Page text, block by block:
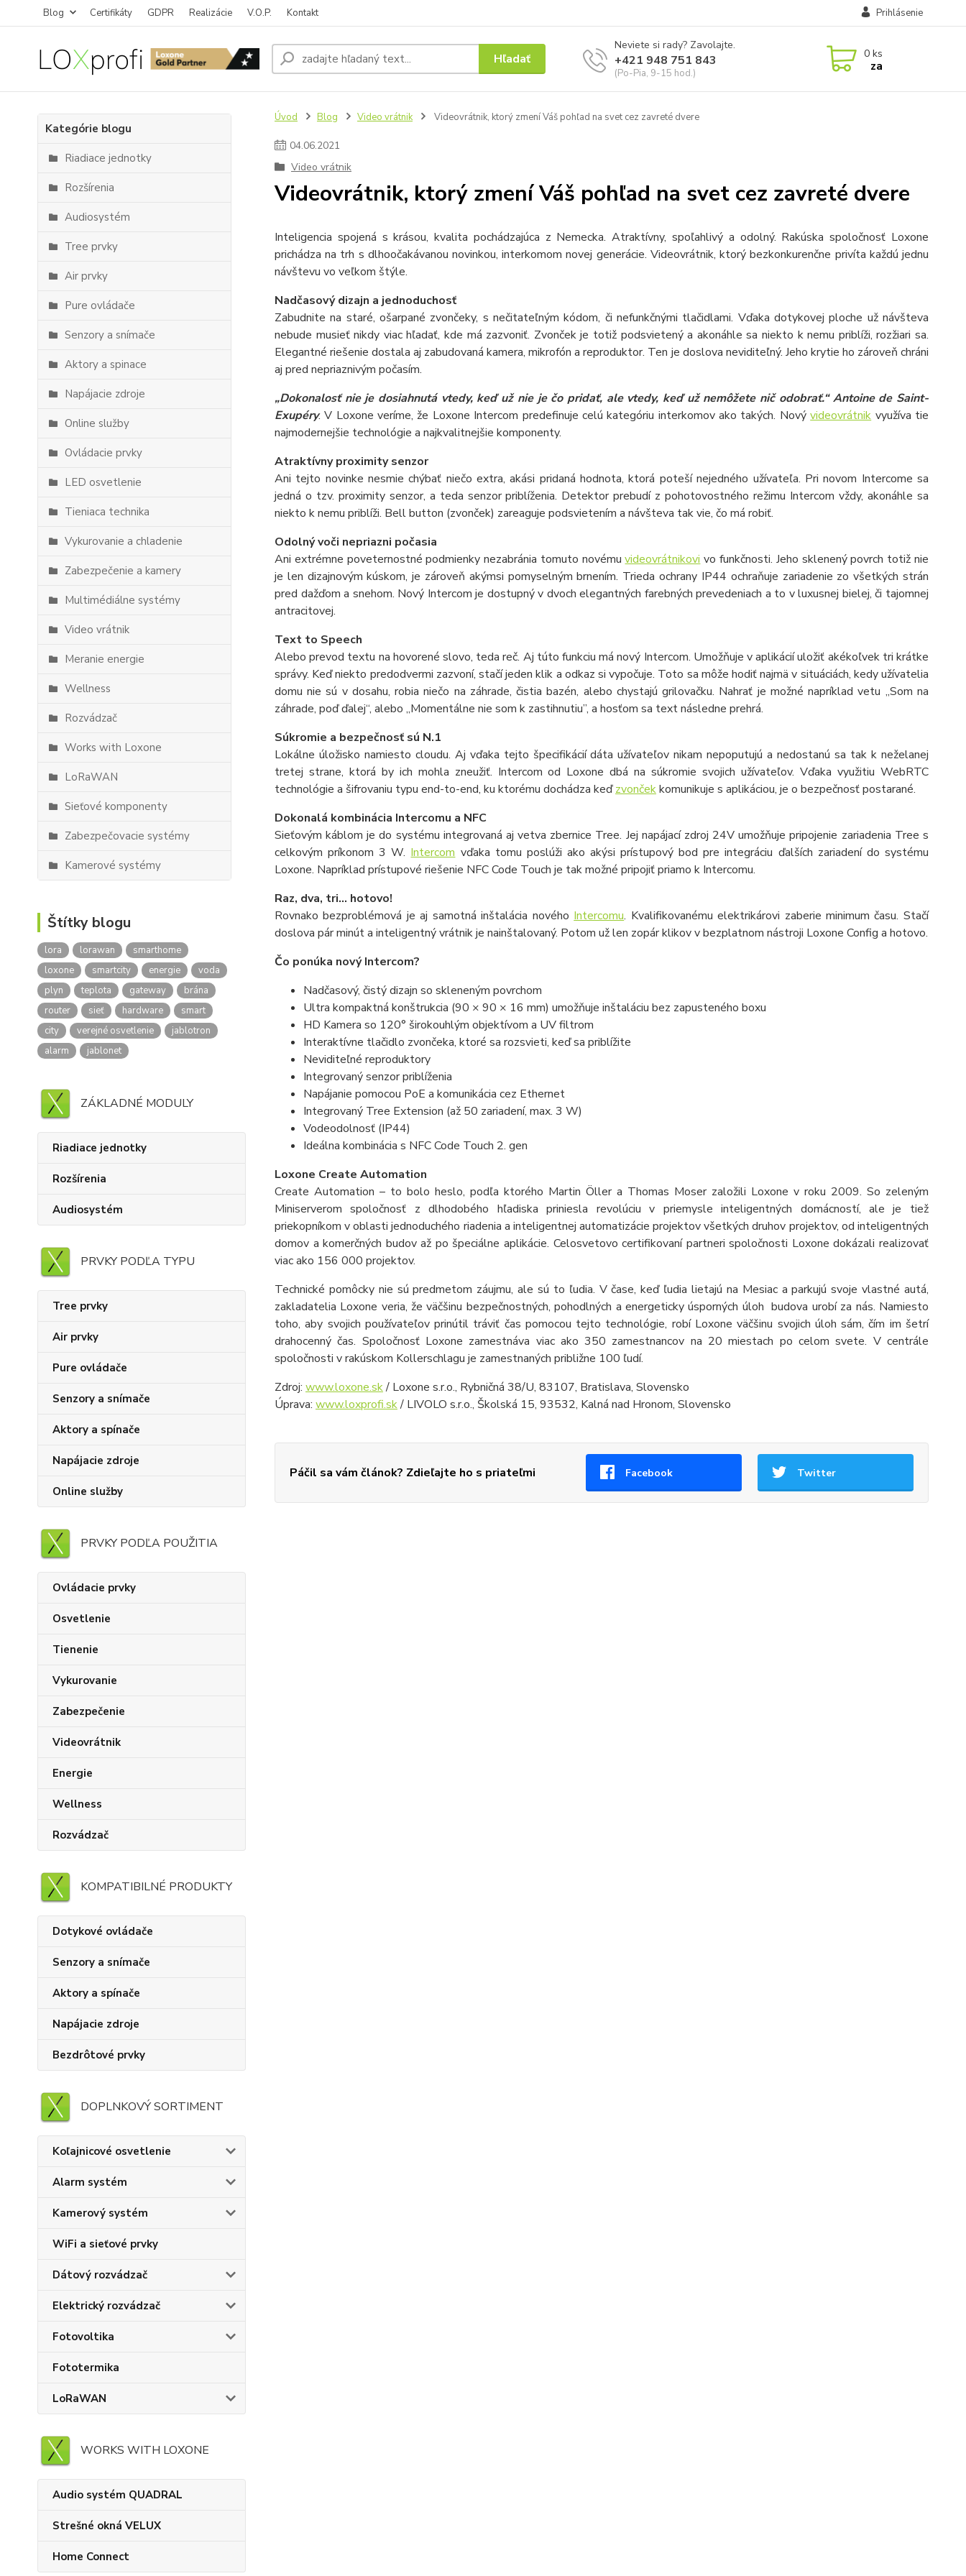
Blog Certifikáty GDPR Realizácie V.O.P. Kontakt Prihlásenie
Hľadať
Neviete si rady? Zavolajte.
+421 948 751 843
(Po-Pia, 9-15 hod.)
0 ks
za
Kategórie blogu
Riadiace jednotky
Rozšírenia
Audiosystém
Tree prvky
Air prvky
Pure ovládače
Senzory a snímače
Aktory a spinace
Napájacie zdroje
Online služby
Ovládacie prvky
LED osvetlenie
Tieniaca technika
Vykurovanie a chladenie
Zabezpečenie a kamery
Multimédiálne systémy
Video vrátnik
Meranie energie
Wellness
Rozvádzač
Works with Loxone
LoRaWAN
Sieťové komponenty
Zabezpečovacie systémy
Kamerové systémy
Štítky blogu
lora lorawan
smarthome
loxone
smartcity energie
voda
plyn
teplota gateway
brána
router
sieť hardware
smart
city
verejné osvetlenie
jablotron
alarm
jablonet
ZÁKLADNÉ MODULY
Riadiace jednotky
Rozšírenia
Audiosystém
PRVKY PODĽA TYPU
Tree prvky
Air prvky
Pure ovládače
Senzory a snímače
Aktory a spínače
Napájacie zdroje
Online služby
PRVKY PODĽA POUŽITIA
Ovládacie prvky
Osvetlenie
Tienenie
Vykurovanie
Zabezpečenie
Videovrátnik
Energie
Wellness
Rozvádzač
KOMPATIBILNÉ PRODUKTY
Dotykové ovládače
Senzory a snímače
Aktory a spínače
Napájacie zdroje
Bezdrôtové prvky
DOPLNKOVÝ SORTIMENT
Koľajnicové osvetlenie
Alarm systém
Kamerový systém
WiFi a sieťové prvky
Dátový rozvádzač
Elektrický rozvádzač
Fotovoltika
Fototermika
LoRaWAN
WORKS WITH LOXONE
Audio systém QUADRAL
Strešné okná VELUX
Home Connect
Úvod Blog Video vrátnik Videovrátnik, ktorý zmení Váš pohľad na svet cez zavreté dvere
04.06.2021
Video vrátnik
Videovrátnik, ktorý zmení Váš pohľad na svet cez zavreté dvere
Inteligencia spojená s krásou, kvalita pochádzajúca z Nemecka. Atraktívny, spoľahlivý a odolný. Rakúska spoločnosť Loxone
prichádza na trh s dlhoočakávanou novinkou, interkomom novej generácie. Videovrátnik, ktorý bezkonkurenčne privíta každú jednu
návštevu vo veľkom štýle.
Nadčasový dizajn a jednoduchosť
Zabudnite na staré, ošarpané zvončeky, s nečitateľným kódom, či nefunkčnými tlačidlami. Vďaka dotykovej ploche už návšteva
nebude musieť nikdy viac hľadať, kde má zazvoniť. Zvonček je totiž podsvietený a akonáhle sa niekto k nemu priblíži, rozžiari sa.
Elegantné riešenie dostala aj zabudovaná kamera, mikrofón a reproduktor. Ten je doslova neviditeľný. Jeho krytie ho zároveň chráni
aj pred nepriaznivým počasím.
„Dokonalosť nie je dosiahnutá vtedy, keď už nie je čo pridať, ale vtedy, keď už nemôžete nič odobrať.“ Antoine de Saint-
Exupéry. V Loxone veríme, že Loxone Intercom predefinuje celú kategóriu interkomov ako takých. Novývideovrátnik využíva tie
najmodernejšie technológie a najkvalitnejšie komponenty.
Atraktívny proximity senzor
Ani tejto novinke nesmie chýbať niečo extra, akási pridaná hodnota, ktorá poteší nejedného užívateľa. Pri novom Intercome sa
jedná o tzv. proximity senzor, a teda senzor priblíženia. Detektor prebudí z pohotovostného režimu Intercom vždy, akonáhle sa
niekto k nemu priblíži. Bell button (zvonček) zareaguje podsvietením a návšteva tak vie, čo má robiť.
Odolný voči nepriazni počasia
Ani extrémne poveternostné podmienky nezabránia tomuto novémuvideovrátnikovi vo funkčnosti. Jeho sklenený povrch totiž nie
je len dizajnovým kúskom, je zároveň akýmsi pomyselným brnením. Trieda ochrany IP44 ochraňuje zariadenie zo všetkých strán
pred dažďom a snehom. Nový Intercom je dostupný v dvoch elegantných farebných prevedeniach a to v luxusnej bielej, či tajomnej
antracitovej.
Text to Speech
Alebo prevod textu na hovorené slovo, teda reč. Aj túto funkciu má nový Intercom. Umožňuje v aplikácií uložiť akékoľvek tri krátke
správy. Keď niekto predodvermi zazvoní, stačí jeden klik a odkaz si vypočuje. Toto sa môže hodiť najmä v situáciách, kedy užívatelia
domu nie sú v dosahu, robia niečo na záhrade, čistia bazén, alebo chystajú grilovačku. Nahrať je možné napríklad vetu „Som na
záhrade, poď ďalej“, alebo „Momentálne nie som k zastihnutiu”, a hosťom sa text následne prehrá.
Súkromie a bezpečnosť sú N.1
Lokálne úložisko namiesto cloudu. Aj vďaka tejto špecifikácií dáta užívateľov nikam nepoputujú a nedostanú sa tak k neželanej
tretej strane, ktorá by ich mohla zneužiť. Intercom od Loxone dbá na súkromie svojich užívateľov. Vďaka využitiu WebRTC
technológie a šifrovaniu typu end-to-end, ku ktorému dochádza keďzvončekkomunikuje s aplikáciou, je o bezpečnosť postarané.
Dokonalá kombinácia Intercomu a NFC
Sieťovým káblom je do systému integrovaná aj vetva zbernice Tree. Jej napájací zdroj 24V umožňuje pripojenie zariadenia Tree s
celkovým príkonom 3 W. Intercom vďaka tomu poslúži ako akýsi prístupový bod pre integráciu ďalších zariadení do systému
Loxone. Napríklad prístupové riešenie NFC Code Touch je tak možné pripojiť priamo k Intercomu.
Raz, dva, tri... hotovo!
Rovnako bezproblémová je aj samotná inštalácia nového Intercomu. Kvalifikovanému elektrikárovi zaberie minimum času. Stačí
doslova pár minút a inteligentný vrátnik je nainštalovaný. Potom už len zopár klikov v bezplatnom nástroji Loxone Config a hotovo.
Čo ponúka nový Intercom?
Nadčasový, čistý dizajn so skleneným povrchom
Ultra kompaktná konštrukcia (90 × 90 × 16 mm) umožňuje inštaláciu bez zapusteného boxu
HD Kamera so 120° širokouhlým objektívom a UV filtrom
Interaktívne tlačidlo zvončeka, ktoré sa rozsvieti, keď sa priblížite
Neviditeľné reproduktory
Integrovaný senzor priblíženia
Napájanie pomocou PoE a komunikácia cez Ethernet
Integrovaný Tree Extension (až 50 zariadení, max. 3 W)
Vodeodolnosť (IP44)
Ideálna kombinácia s NFC Code Touch 2. gen
Loxone Create Automation
Create Automation – to bolo heslo, podľa ktorého Martin Öller a Thomas Moser založili Loxone v roku 2009. So zeleným
Miniserverom spoločnosť z dlhodobého hľadiska priniesla revolúciu v priemysle inteligentných domácností, ale je tiež
priekopníkom v oblasti jednoduchého riadenia a inteligentnej automatizácie projektov všetkých druhov projektov, od inteligentných
domov a komerčných budov až po špeciálne aplikácie. Celosvetovo certifikovaní partneri spoločnosti Loxone dokázali realizovať
viac ako 156 000 projektov.
Technické pomôcky nie sú predmetom záujmu, ale sú to ľudia. V čase, keď ľudia lietajú na Mesiac a parkujú svoje vlastné autá,
zakladatelia Loxone veria, že väčšinu bezpečnostných, pohodlných a energeticky úsporných úloh budova urobí za nás. Namiesto
toho, aby svojich používateľov prinútil tráviť čas pomocou tejto technológie, robí Loxone väčšinu svojich úloh sám, čím im šetrí
drahocenný čas. Spoločnosť Loxone zamestnáva viac ako 350 zamestnancov na 20 miestach po celom svete. V centrále
spoločnosti v rakúskom Kollerschlagu je zamestnaných približne 100 ľudí.
Zdroj: www.loxone.sk/ Loxone s.r.o., Rybničná 38/U, 83107, Bratislava, Slovensko
Úprava: www.loxprofi.sk/ LIVOLO s.r.o., Školská 15, 93532, Kalná nad Hronom, Slovensko
Páčil sa vám článok? Zdieľajte ho s priateľmi Facebook Twitter